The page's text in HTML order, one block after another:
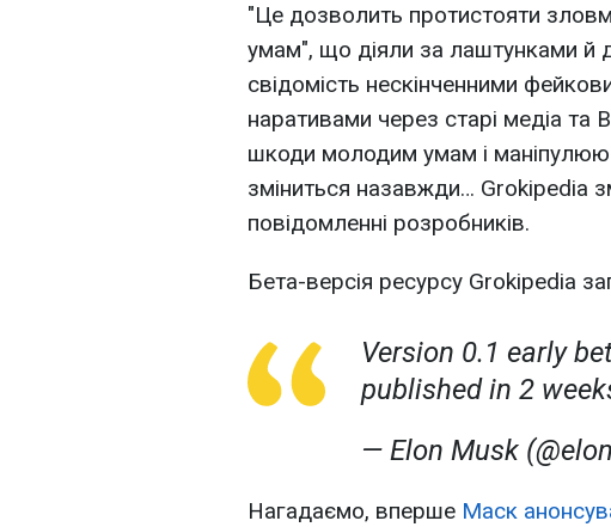
"Це дозволить протистояти
умам", що діяли за лаштунками й
свідомість нескінченними
наративами через старі медіа та
шкоди молодим умам і
зміниться назавжди… Grokipedia
повідомленні розробників.
Бета-версія ресурсу Grokipedia
Version 0.1 early
published in 2
— Elon Musk
Нагадаємо, вперше Маск